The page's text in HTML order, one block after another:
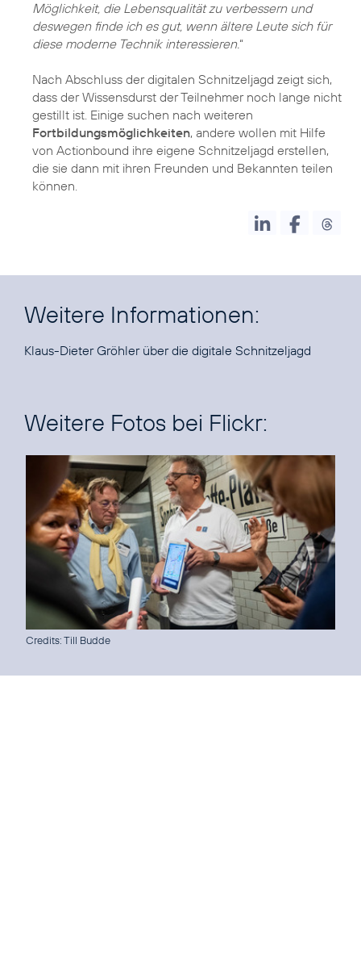
Möglichkeit, die Lebensqualität zu verbessern und
deswegen finde ich es gut, wenn ältere Leute sich für
diese moderne Technik interessieren.“
Nach Abschluss der digitalen Schnitzeljagd zeigt sich,
dass der Wissensdurst der Teilnehmer noch lange nicht
gestillt ist. Einige suchen nach weiteren
Fortbildungsmöglichkeiten, andere wollen mit Hilfe
von Actionbound ihre eigene Schnitzeljagd erstellen,
die sie dann mit ihren Freunden und Bekannten teilen
Weitere Informationen:
Klaus-Dieter Gröhler über die digitale Schnitzeljagd
Weitere Fotos bei Flickr:
Credits: Till Budde